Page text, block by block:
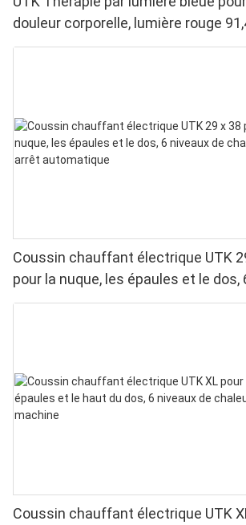
douleur corporelle, lumière rouge
&Lumière proche infrarouge
Coussin chauffant électrique UTK
pour la nuque, les épaules et le dos,
chaleur, 4 minuteries, arrêt
Coussin chauffant électrique UTK